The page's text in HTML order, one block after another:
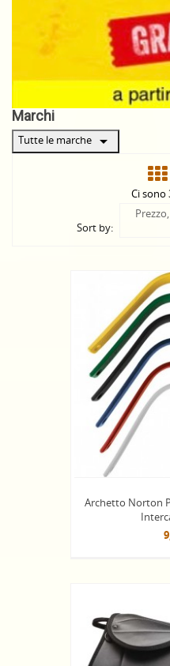
Marchi
Tutte le marche arrow_drop_down
Ci
Sort by:
Archetto Norton